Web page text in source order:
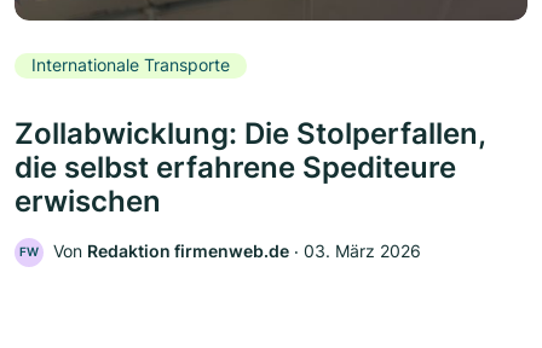
Internationale Transporte
Zollabwicklung: Die Stolperfallen,
die selbst erfahrene Spediteure
erwischen
FW Von Redaktion firmenweb.de ‧ 03. März 2026